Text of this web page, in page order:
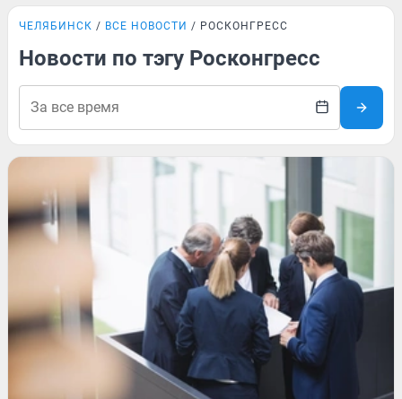
ЧЕЛЯБИНСК ВСЕ НОВОСТИ РОСКОНГРЕСС
Новости по тэгу Росконгресс